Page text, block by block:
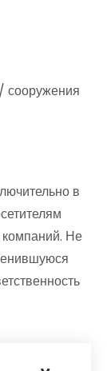
сооружения
в
Не